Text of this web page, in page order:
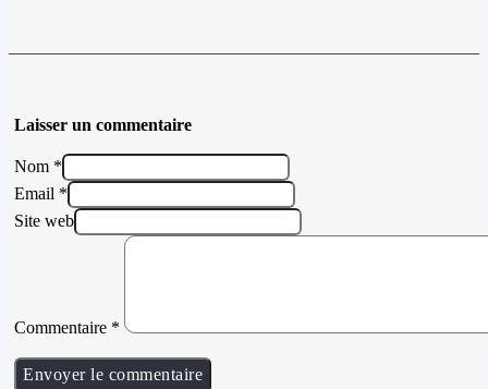
Laisser un commentaire
Nom *
Email *
Site web
Commentaire *